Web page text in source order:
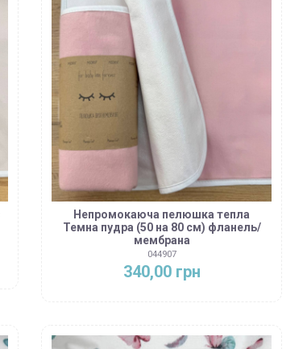
Непромокаюча пелюшка тепла
Темна пудра (50 на 80 см) фланель/
мембрана
044907
340,00 грн